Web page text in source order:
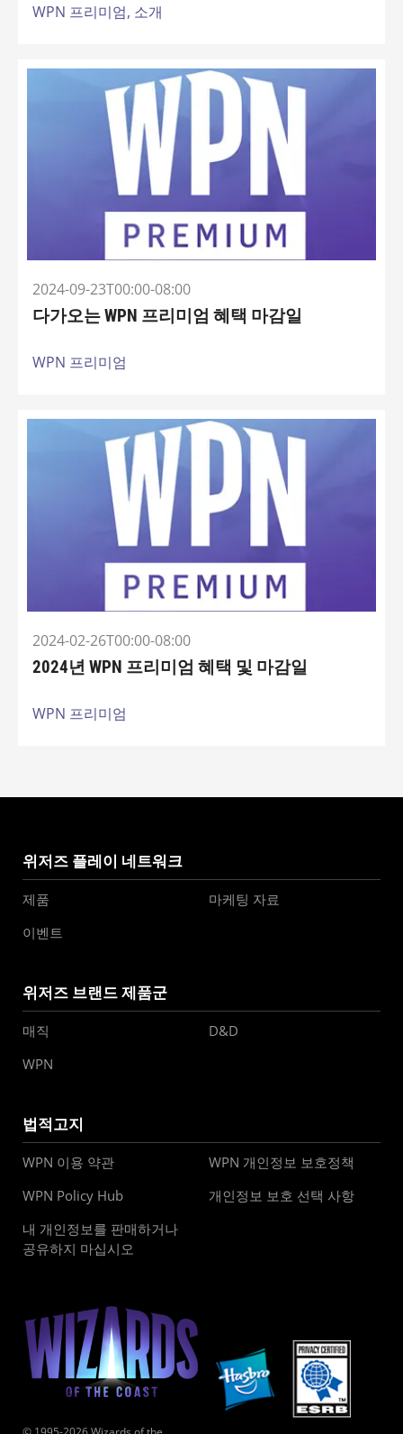
WPN 프리미엄, 소개
2024-09-23T00:00-08:00
다가오는 WPN 프리미엄 혜택 마감일
WPN 프리미엄
2024-02-26T00:00-08:00
2024년 WPN 프리미엄 혜택 및 마감일
WPN 프리미엄
위저즈 플레이 네트워크
제품
마케팅 자료
이벤트
위저즈 브랜드 제품군
매직
D&D
WPN
법적고지
WPN 이용 약관
WPN 개인정보 보호정책
WPN Policy Hub
개인정보 보호 선택 사항
내 개인정보를 판매하거나
공유하지 마십시오